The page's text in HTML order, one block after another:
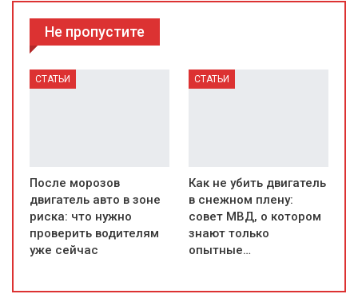
Не пропустите
СТАТЬИ
После морозов
двигатель авто в зоне
риска: что нужно
проверить водителям
уже сейчас
СТАТЬИ
Как не убить двигатель
в снежном плену:
совет МВД, о котором
знают только
опытные…